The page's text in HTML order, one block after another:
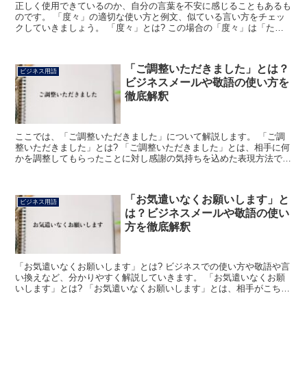
正しく使用できているのか、自分の言葉を不安に感じることもあるも
のです。 「度々」の適切な使い方と例文、似ている言い方をチェッ
クしていきましょう。 「度々」とは? この場合の「度々」は「たび
ビジネス用語
「ご調整いただきました」とは？
ビジネスメールや敬語の使い方を
徹底解釈
ここでは、「ご調整いただきました」について解説します。 「ご調
整いただきました」とは? 「ご調整いただきました」とは、相手に何
かを調整してもらったことに対し感謝の気持ちを込めた表現方法で
ビジネス用語
「お気遣いなくお願いします」と
は？ビジネスメールや敬語の使い
方を徹底解釈
「お気遣いなくお願いします」とは? ビジネスでの使い方や敬語や言
い換えなど、分かりやすく解説していきます。 「お気遣いなくお願
いします」とは? 「お気遣いなくお願いします」とは、相手がこちら